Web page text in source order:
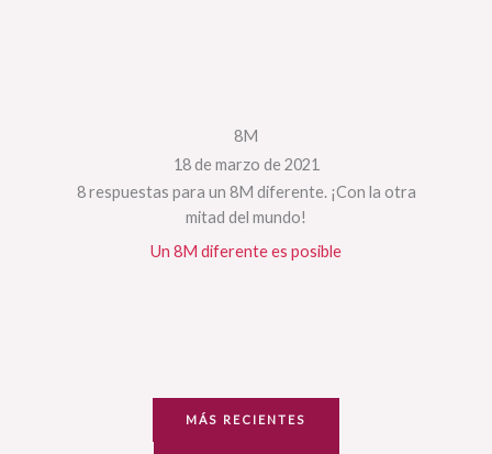
8M
18 de marzo de 2021
8 respuestas para un 8M diferente. ¡Con la otra
mitad del mundo!
Un 8M diferente es posible
MÁS RECIENTES